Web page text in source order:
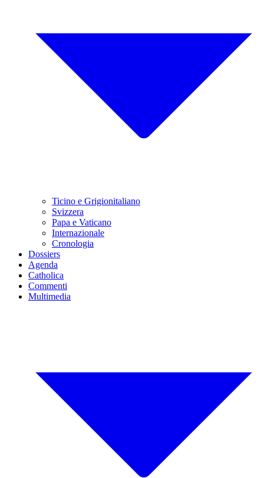
Ticino e Grigionitaliano
Svizzera
Papa e Vaticano
Internazionale
Cronologia
Dossiers
Agenda
Catholica
Commenti
Multimedia